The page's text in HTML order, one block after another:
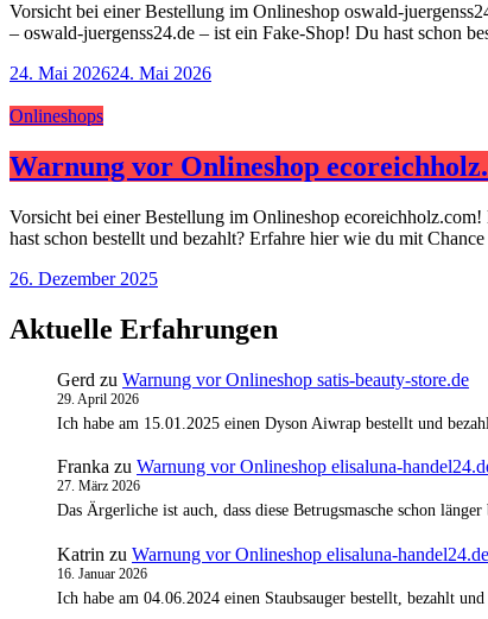
Vorsicht bei einer Bestellung im Onlineshop oswald-
– oswald-juergenss24.de – ist ein Fake-Shop! Du hast schon
24. Mai 202624. Mai 2026
Onlineshops
Warnung vor Onlineshop
Vorsicht bei einer Bestellung im Onlineshop
hast schon bestellt und bezahlt? Erfahre hier wie du mit
26. Dezember 2025
Aktuelle Erfahrungen
Gerd zu Warnung vor Onlineshop satis-beauty-store.de
29. April 2026
Ich habe am 15.01.2025 einen Dyson Aiwrap bestellt und
Franka zu Warnung vor Onlineshop elisaluna-
27. März 2026
Das Ärgerliche ist auch, dass diese Betrugsmasche schon
Katrin zu Warnung vor Onlineshop elisaluna-handel24.de
16. Januar 2026
Ich habe am 04.06.2024 einen Staubsauger bestellt, bezahlt